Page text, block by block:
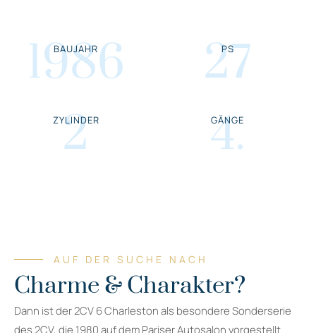
1986
BAUJAHR 27
PS
2
ZYLINDER 4.
GÄNGE
AUF DER SUCHE NACH
Charme & Charakter?
Dann ist der 2CV 6 Charleston als besondere Sonderserie
des 2CV, die 1980 auf dem Pariser Autosalon vorgestellt